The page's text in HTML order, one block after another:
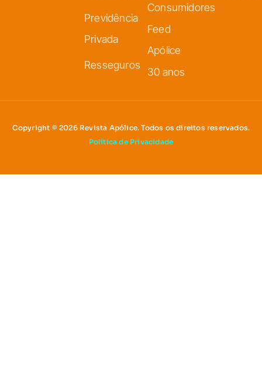
Previdência
Privada
Resseguros
Consumidores
Feed
Apólice
30 anos
Copyright © 2026 Revista Apólice. Todos os direitos reservados.
Política de Privacidade